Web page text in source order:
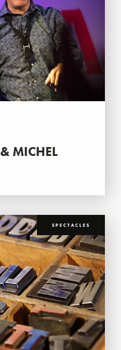
MICHEL
SPECTACLES